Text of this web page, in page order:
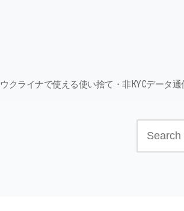
ウクライナで使える使い捨て・非KYCデータ